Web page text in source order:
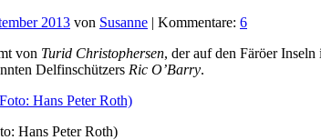
2013 von Susanne | Kommentare: 6
von Turid Christophersen, der auf den Färöer
Delfinschützers Ric O’Barry.
Hans Peter Roth)